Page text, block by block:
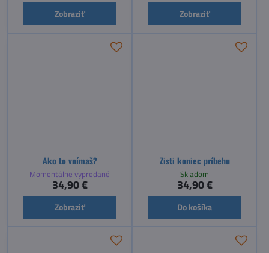
Zobraziť Zobraziť
Ako to vnímaš?
Momentálne vypredané
34,90 €
Zobraziť
Zisti koniec príbehu
Skladom
34,90 €
Do košíka